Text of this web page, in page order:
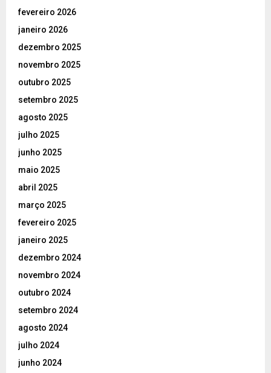
fevereiro 2026
janeiro 2026
dezembro 2025
novembro 2025
outubro 2025
setembro 2025
agosto 2025
julho 2025
junho 2025
maio 2025
abril 2025
março 2025
fevereiro 2025
janeiro 2025
dezembro 2024
novembro 2024
outubro 2024
setembro 2024
agosto 2024
julho 2024
junho 2024